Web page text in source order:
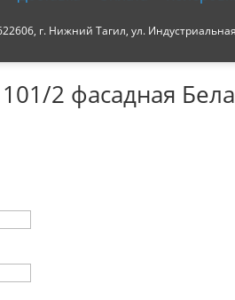
г. Нижний Тагил, ул.
2 фасадная